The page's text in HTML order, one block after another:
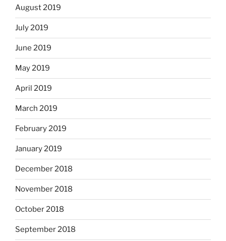
August 2019
July 2019
June 2019
May 2019
April 2019
March 2019
February 2019
January 2019
December 2018
November 2018
October 2018
September 2018